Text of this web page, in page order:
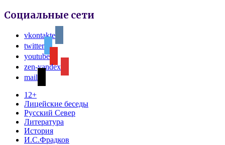
Социальные сети
vkontakte
twitter
youtube
zen-yandex
mail
12+
Лицейские беседы
Русский Север
Литература
История
И.С.Фрадков